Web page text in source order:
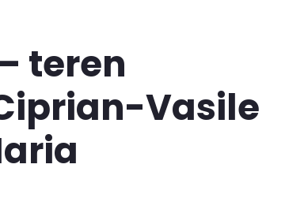
teren
Vasile